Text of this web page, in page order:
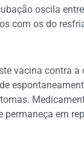
oscila
com os do
vacina contra a
permaneça em